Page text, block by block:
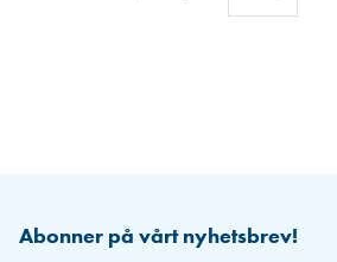
Abonner på vårt nyhetsbrev!